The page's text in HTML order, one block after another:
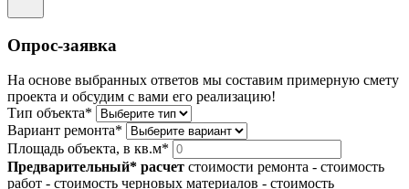
Опрос-заявка
На основе выбранных ответов мы составим примерную смету
проекта и обсудим с вами его реализацию!
Тип объекта*
Вариант ремонта*
Площадь объекта, в кв.м*
Предварительный* расчет стоимости ремонта - стоимость
работ - стоимость черновых материалов - стоимость